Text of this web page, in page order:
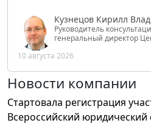
Кузнецов Кирилл
Руководитель
генеральный директор
РФ
10 августа 2026
Новости компании
Стартовала регистрация
Всероссийский